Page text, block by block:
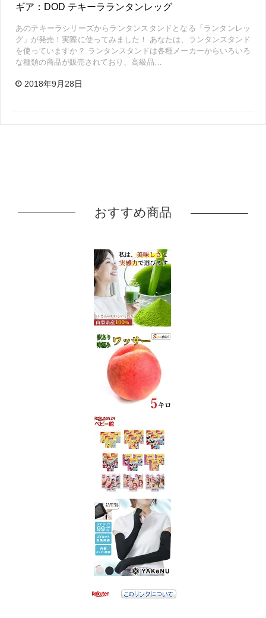
ギア：DOD テキーラランタンレッグ
あのテキーラシリーズからランタンスタンドとなる「ランタンレッ
グ」が発売！実際に使ってみました！ あなたは、ランタンスタンド
を使っていますか？ ランタンスタンドは各種メーカーからいろいろ
な種類の商品が販売されており、高級品…
2018年9月28日
おすすめ商品